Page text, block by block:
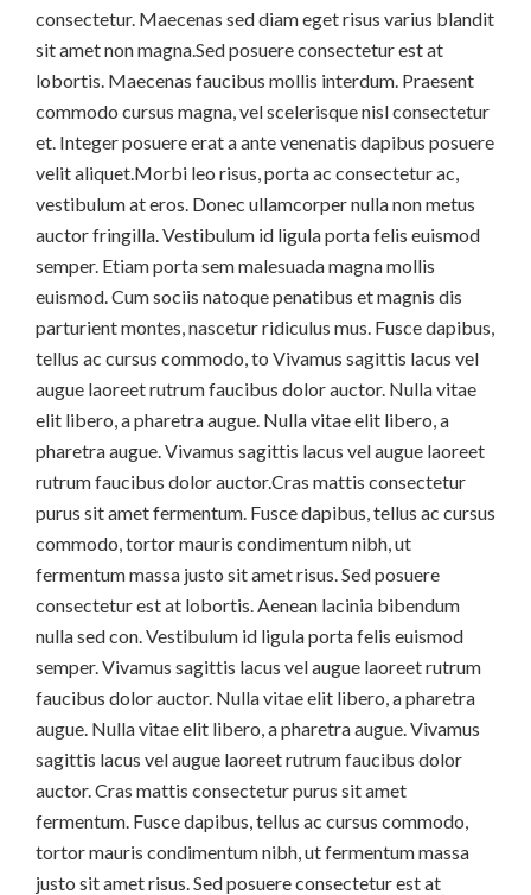
consectetur. Maecenas sed diam eget risus varius blandit
sit amet non magna.Sed posuere consectetur est at
lobortis. Maecenas faucibus mollis interdum. Praesent
commodo cursus magna, vel scelerisque nisl consectetur
et. Integer posuere erat a ante venenatis dapibus posuere
velit aliquet.Morbi leo risus, porta ac consectetur ac,
vestibulum at eros. Donec ullamcorper nulla non metus
auctor fringilla. Vestibulum id ligula porta felis euismod
semper. Etiam porta sem malesuada magna mollis
euismod. Cum sociis natoque penatibus et magnis dis
parturient montes, nascetur ridiculus mus. Fusce dapibus,
tellus ac cursus commodo, to Vivamus sagittis lacus vel
augue laoreet rutrum faucibus dolor auctor. Nulla vitae
elit libero, a pharetra augue. Nulla vitae elit libero, a
pharetra augue. Vivamus sagittis lacus vel augue laoreet
rutrum faucibus dolor auctor.Cras mattis consectetur
purus sit amet fermentum. Fusce dapibus, tellus ac cursus
commodo, tortor mauris condimentum nibh, ut
fermentum massa justo sit amet risus. Sed posuere
consectetur est at lobortis. Aenean lacinia bibendum
nulla sed con. Vestibulum id ligula porta felis euismod
semper. Vivamus sagittis lacus vel augue laoreet rutrum
faucibus dolor auctor. Nulla vitae elit libero, a pharetra
augue. Nulla vitae elit libero, a pharetra augue. Vivamus
sagittis lacus vel augue laoreet rutrum faucibus dolor
auctor. Cras mattis consectetur purus sit amet
fermentum. Fusce dapibus, tellus ac cursus commodo,
tortor mauris condimentum nibh, ut fermentum massa
justo sit amet risus. Sed posuere consectetur est at